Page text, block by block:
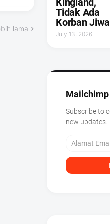
lama
Kingland,
Tidak Ada
Korban Jiwa
July 13, 2026
Subscribe to
new updates.